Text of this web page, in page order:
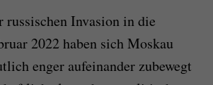
russischen Invasion in die
2022 haben sich Moskau
enger aufeinander zubewegt